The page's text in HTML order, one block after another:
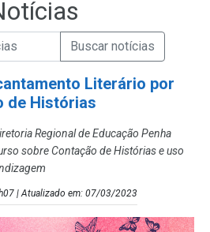
de Notícias
informaçõesEnviar a Busca de Notícias
Literário por
de Histórias
Regional de Educação Penha
sobre Contação de Histórias e uso
| Atualizado em: 07/03/2023